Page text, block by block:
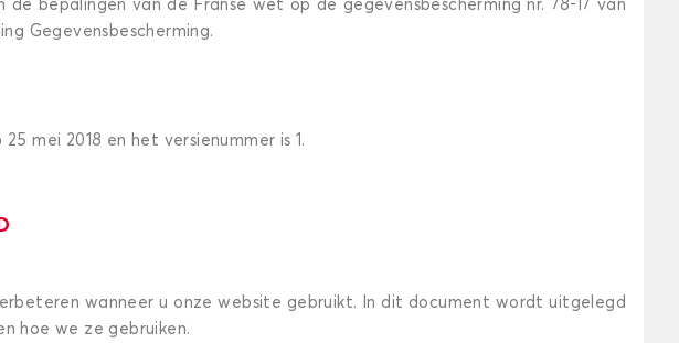
bepalingen van de Franse wet op de gegevensbescherming nr. 78-17 van
Gegevensbescherming.
mei 2018 en het versienummer is 1.
wanneer u onze website gebruikt. In dit document wordt uitgelegd
hoe we ze gebruiken.